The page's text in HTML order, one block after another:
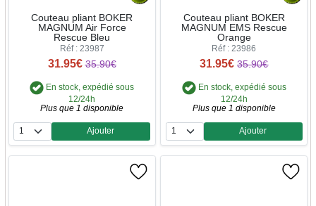
Couteau pliant BOKER
MAGNUM Air Force
Rescue Bleu
Réf : 23987
31.95€ 35.90€
En stock, expédié sous
12/24h
Plus que 1 disponible
Quantité
Ajouter
Couteau pliant BOKER
MAGNUM EMS Rescue
Orange
Réf : 23986
31.95€ 35.90€
En stock, expédié sous
12/24h
Plus que 1 disponible
Quantité
Ajouter